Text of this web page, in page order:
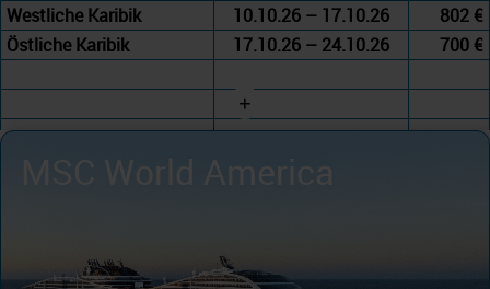
Westliche Karibik
10.10.26 – 17.10.26
802 €
Östliche Karibik
17.10.26 – 24.10.26 700 €
+
MSC World America